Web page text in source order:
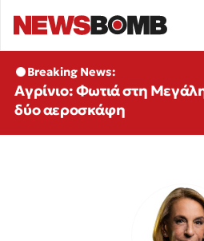
Breaking News:
Αγρίνιο: Φωτιά στη
δύο αεροσκάφη